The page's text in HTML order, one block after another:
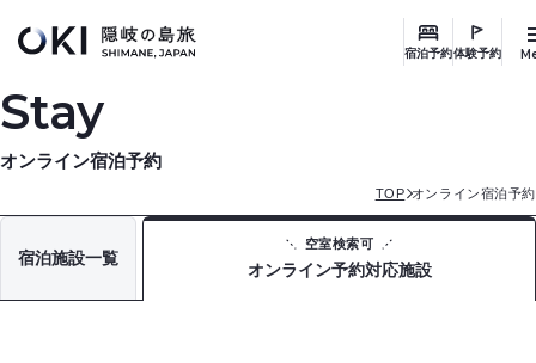
宿泊予約体験予約
Stay
オンライン宿泊予約
TOP オンライン宿泊予約
宿泊施設一覧
空室検索可
オンライン予約対応施設